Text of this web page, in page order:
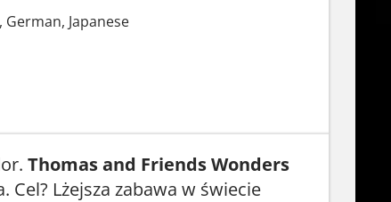
German, Japanese
Thomas and Friends Wonders
Cel? Lżejsza zabawa w świecie